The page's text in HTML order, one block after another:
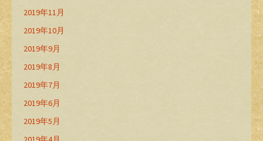
2019年11月
2019年10月
2019年9月
2019年8月
2019年7月
2019年6月
2019年5月